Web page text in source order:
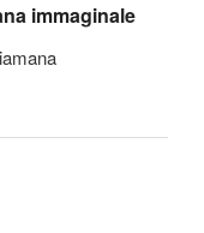
immaginale